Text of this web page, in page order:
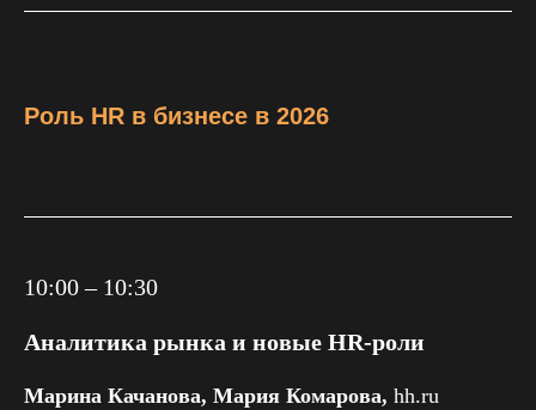
Роль HR в бизнесе в 2026
10:00 – 10:30
Аналитика рынка и новые HR-роли
Марина Качанова, Мария Комарова, hh.ru